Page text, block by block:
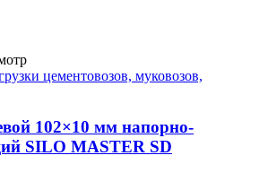
цементовозов, муковозов,
102×10 мм напорно-
SILO MASTER SD